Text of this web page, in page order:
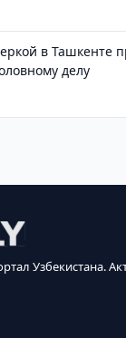
в Ташкенте
делу
Узбекистана.